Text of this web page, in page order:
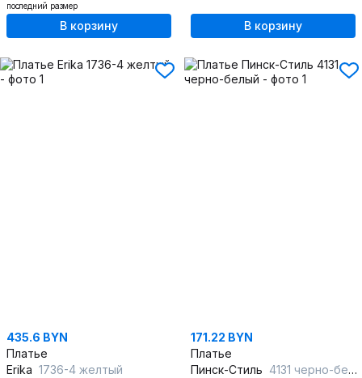
последний размер
В корзину В корзину
435.6 BYN
Платье
Erika 1736-4 желтый
171.22 BYN
Платье
Пинск-Стиль 4131 черно-белый